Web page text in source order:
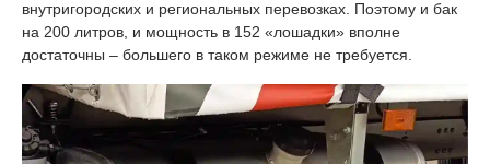
внутригородских и региональных перевозках. Поэтому и бак
на 200 литров, и мощность в 152 «лошадки» вполне
достаточны – большего в таком режиме не требуется.